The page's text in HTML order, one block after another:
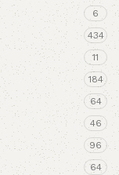
6
434
11
184
64
46
96
64